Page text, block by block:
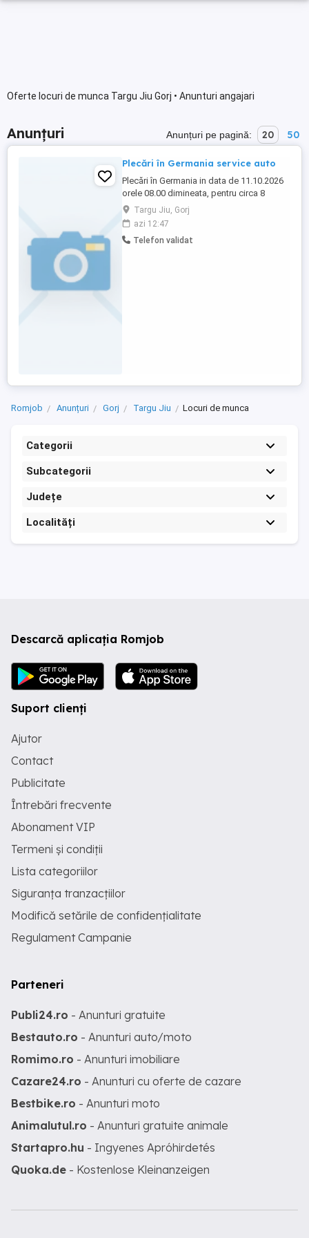
Oferte locuri de munca Targu Jiu Gorj • Anunturi angajari
Anunțuri Anunțuri pe pagină: 20 50
Plecări în Germania service auto
Plecări în Germania in data de 11.10.2026
orele 08.00 dimineata, pentru circa 8
saptamani fără comision sau alte taxe
ascunse cu contract de muncă german
redactat în ambele limbi germană și
română care se semnează în ziua plecării
Targu Jiu, Gorj
azi 12:47
Telefon validat
Romjob Anunțuri Gorj Targu Jiu Locuri de munca
Categorii
Subcategorii
Județe
Localități
Descarcă aplicația Romjob
Suport clienți
Ajutor
Contact
Publicitate
Întrebări frecvente
Abonament VIP
Termeni și condiții
Lista categoriilor
Siguranța tranzacțiilor
Modifică setările de confidențialitate
Regulament Campanie
Parteneri
Publi24.ro - Anunturi gratuite
Bestauto.ro - Anunturi auto/moto
Romimo.ro - Anunturi imobiliare
Cazare24.ro - Anunturi cu oferte de cazare
Bestbike.ro - Anunturi moto
Animalutul.ro - Anunturi gratuite animale
Startapro.hu - Ingyenes Apróhirdetés
Quoka.de - Kostenlose Kleinanzeigen